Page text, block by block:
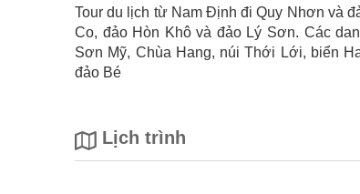
Tour du lịch từ Nam Định đi Quy Nhơn và
Co, đảo Hòn Khô và đảo Lý Sơn. Các
Sơn Mỹ, Chùa Hang, núi Thới Lới, biển
đảo Bé
Lịch trình